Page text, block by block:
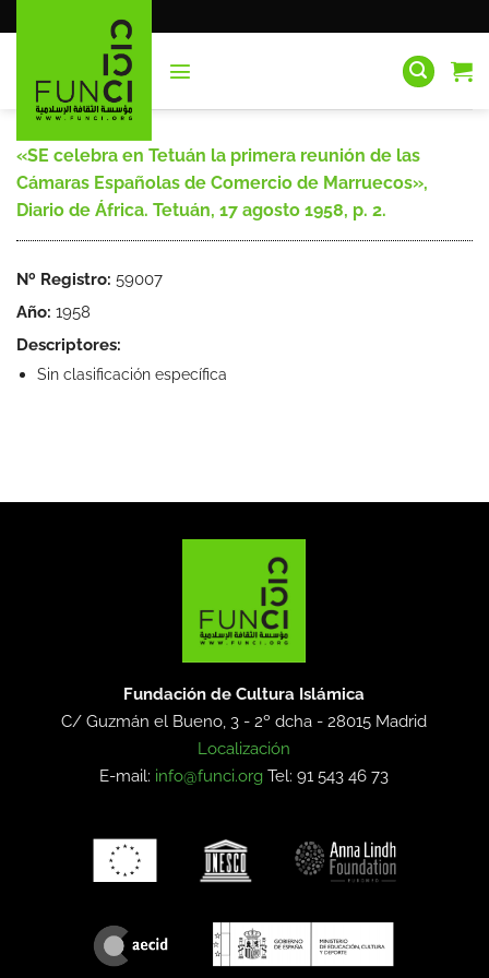
al
«SE celebra en Tetuán la primera reunión de las
Cámaras Españolas de Comercio de Marruecos»,
Diario de África. Tetuán, 17 agosto 1958, p. 2.
Nº Registro: 59007
Año: 1958
Descriptores:
Sin clasificación específica
Fundación de Cultura Islámica
C/ Guzmán el Bueno, 3 - 2º dcha -28015 Madrid
Localización
E-mail: info@funci.org Tel: 91 543 46 73